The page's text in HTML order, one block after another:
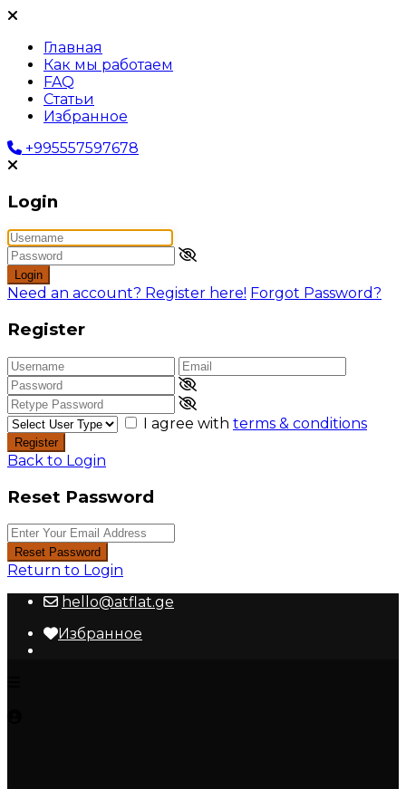
Главная
Как мы работаем
FAQ
Статьи
Избранное
+995557597678
Login
Login
Need an account? Register here! Forgot Password?
Register
I agree with terms & conditions
Register
Back to Login
Reset Password
Reset Password
Return to Login
hello@atflat.ge
Избранное